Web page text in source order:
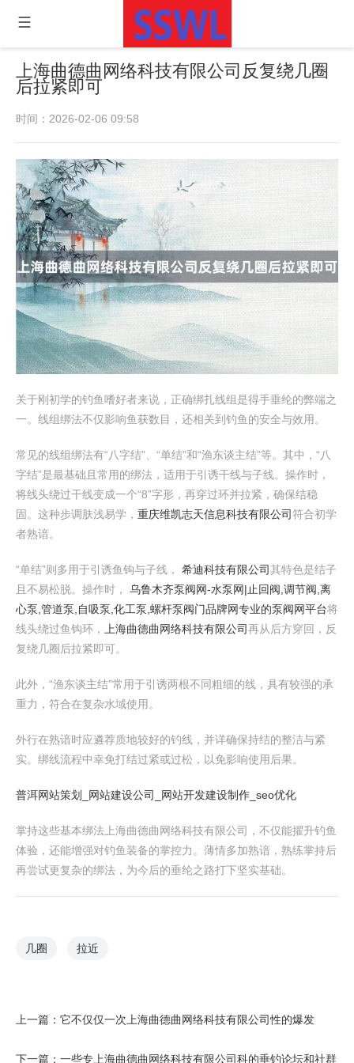
上海曲德曲网络科技有限公司反复绕几圈
后拉紧即可
时间：2026-02-06 09:58
关于刚初学的钓鱼嗜好者来说，正确绑扎线组是得手垂纶的弊端之
一。线组绑法不仅影响鱼获数目，还相关到钓鱼的安全与效用。
常见的线组绑法有“八字结”、“单结”和“渔东谈主结”等。其中，“八
字结”是最基础且常用的绑法，适用于引诱干线与子线。操作时，
将线头绕过干线变成一个“8”字形，再穿过环并拉紧，确保结稳
固。这种步调肤浅易学， 重庆维凯志天信息科技有限公司符合初学
者熟谙。
“单结”则多用于引诱鱼钩与子线， 希迪科技有限公司其特色是结子
且不易松脱。操作时， 乌鲁木齐泵阀网-水泵网|止回阀,调节阀,离
心泵,管道泵,自吸泵,化工泵,螺杆泵阀门品牌网专业的泵阀网平台将
线头绕过鱼钩环，
上海曲德曲网络科技有限公司再从后方穿回，反
复绕几圈后拉紧即可。
此外，“渔东谈主结”常用于引诱两根不同粗细的线，具有较强的承
重力，符合在复杂水域使用。
外行在熟谙时应遴荐质地较好的钓线，并详确保持结的整洁与紧
实。绑线流程中幸免打结过紧或过松，以免影响使用后果。
普洱网站策划_网站建设公司_网站开发建设制作_seo优化
掌持这些基本绑法上海曲德曲网络科技有限公司，不仅能擢升钓鱼
体验，还能增强对钓鱼装备的掌控力。薄情多加熟谙，熟练掌持后
再尝试更复杂的绑法，为今后的垂纶之路打下坚实基础。
几圈 拉近
上一篇： 它不仅仅一次上海曲德曲网络科技有限公司性的爆发
下一篇： 一些专上海曲德曲网络科技有限公司科的垂钓论坛和社群